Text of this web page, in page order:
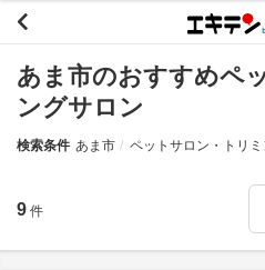
あま市のおすすめペ
ングサロン
検索条件 あま市 ペットサロン・トリ
9 件